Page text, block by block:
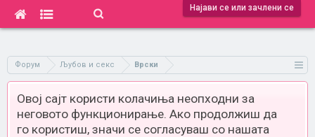
Најави се или зачлени се
Форум Љубов и секс Врски
Овој сајт користи колачиња неопходни за
неговото функционирање. Ако продолжиш да
го користиш, значи се согласуваш со нашата